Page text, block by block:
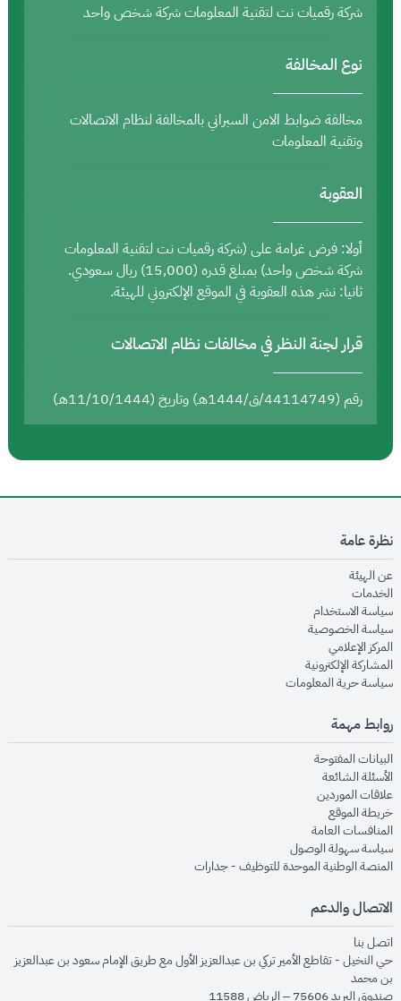
شركة رقميات نت لتقنية المعلومات شركة شخص واحد
نوع المخالفة
مخالفة ضوابط الامن السبراني بالمخالفة لنظام الاتصالات
وتقنية المعلومات
العقوبة
أولا: فرض غرامة على (شركة رقميات نت لتقنية المعلومات
شركة شخص واحد) بمبلغ قدره (15,000) ريال سعودي.
ثانيا: نشر هذه العقوبة في الموقع الإلكتروني للهيئة.
قرار لجنة النظر في مخالفات نظام الاتصالات
رقم (44114749/ق/1444هـ) وتاريخ (11/10/1444هـ)
نظرة عامة
عن الهيئةopens in new window
الخدماتopens in new window
سياسة الاستخدام
سياسة الخصوصيةopens in new window
المركز الإعلاميopens in new window
المشاركة الإلكترونيةopens in new window
سياسة حرية المعلوماتopens in new window
روابط مهمة
البيانات المفتوحةopens in new window
الأسئلة الشائعةopens in new window
علاقات الموردينopens in new window
خريطة الموقعopens in new window
المنافسات العامةopens in new window
سياسة سهولة الوصولopens in new window
المنصة الوطنية الموحدة للتوظيف - جداراتopens in new window
الاتصال والدعم
اتصل بنا
حي النخيل - تقاطع الأمير تركي بن عبدالعزيز الأول مع طريق الإمام سعود بن عبدالعزيز
بن محمد
صندوق البريد 75606 – الرياض 11588